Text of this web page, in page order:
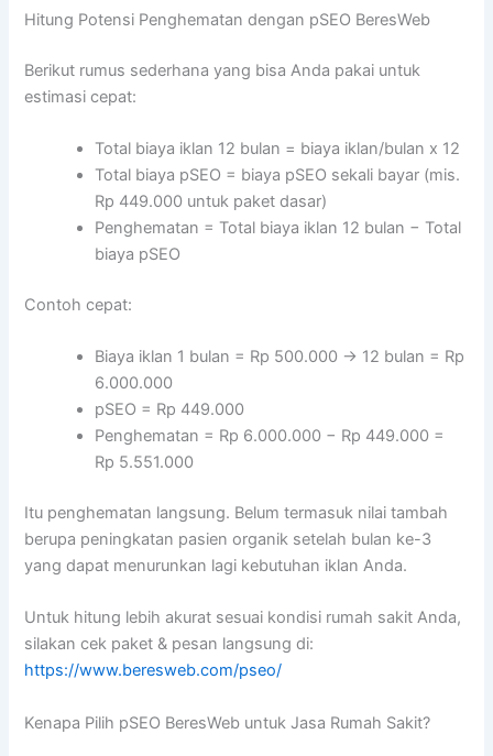
Hitung Potensi Penghematan dengan pSEO BeresWeb
Berikut rumus sederhana yang bisa Anda pakai untuk
estimasi cepat:
Total biaya iklan 12 bulan = biaya iklan/bulan x 12
Total biaya pSEO = biaya pSEO sekali bayar (mis.
Rp 449.000 untuk paket dasar)
Penghematan = Total biaya iklan 12 bulan − Total
biaya pSEO
Contoh cepat:
Biaya iklan 1 bulan = Rp 500.000 → 12 bulan = Rp
6.000.000
pSEO = Rp 449.000
Penghematan = Rp 6.000.000 − Rp 449.000 =
Rp 5.551.000
Itu penghematan langsung. Belum termasuk nilai tambah
berupa peningkatan pasien organik setelah bulan ke-3
yang dapat menurunkan lagi kebutuhan iklan Anda.
Untuk hitung lebih akurat sesuai kondisi rumah sakit Anda,
silakan cek paket & pesan langsung di:
https://www.beresweb.com/pseo/
Kenapa Pilih pSEO BeresWeb untuk Jasa Rumah Sakit?